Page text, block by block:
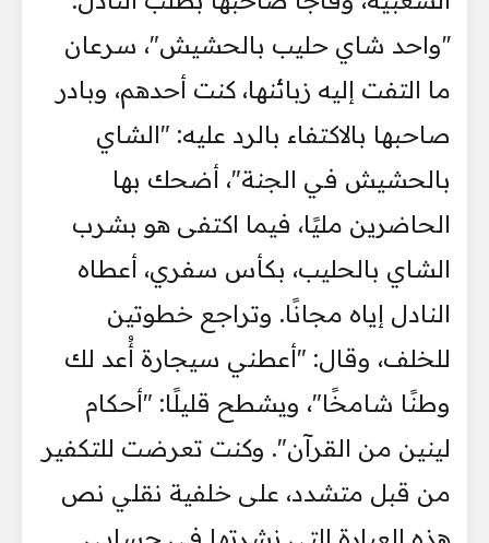
''واحد شاي حليب بالحشيش"، سرعان
ما التفت إليه زبائنها، كنت أحدهم، وبادر
صاحبها بالاكتفاء بالرد عليه: "الشاي
بالحشيش في الجنة"، أضحك بها
الحاضرين مليًا، فيما اكتفى هو بشرب
الشاي بالحليب، بكأس سفري، أعطاه
النادل إياه مجانًا. وتراجع خطوتين
للخلف، وقال: "أعطني سيجارة أُعد لك
وطنًا شامخًا"، ويشطح قليلًا: "أحكام
لينين من القرآن". وكنت تعرضت للتكفير
من قبل متشدد، على خلفية نقلي نص